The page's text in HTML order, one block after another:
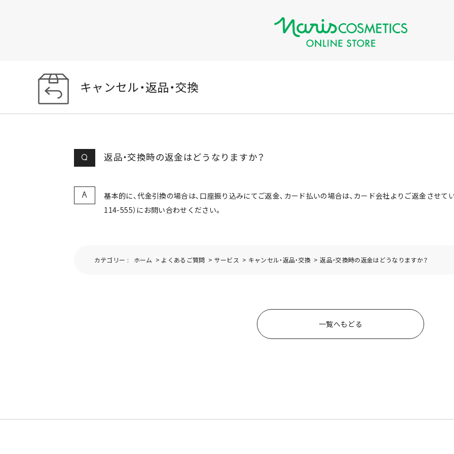
キャンセル・返品・交換
Q 返品・交換時の返金はどうなりますか？
A
基本的に、代金引換の場合は、口座振り込みにてご返金、カード払いの場合は、カード会社よりご返金させて
114-555）にお問い合わせください。
カテゴリー : ホーム > よくあるご質問 > サービス > キャンセル・返品・交換 >返品・交換時の返金はどうなりますか？
一覧へもどる